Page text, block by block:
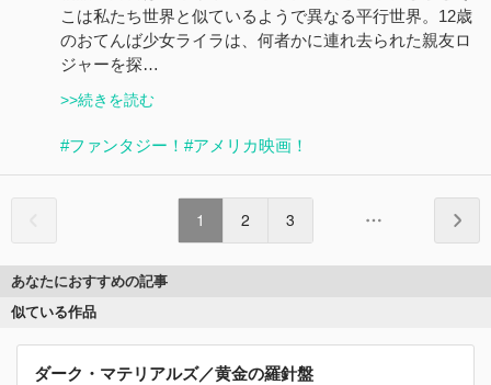
こは私たち世界と似ているようで異なる平行世界。12歳
のおてんば少女ライラは、何者かに連れ去られた親友ロ
ジャーを探…
>>続きを読む
#ファンタジー！ #アメリカ映画！
1 2 3
あなたにおすすめの記事
似ている作品
ダーク・マテリアルズ／黄金の羅針盤